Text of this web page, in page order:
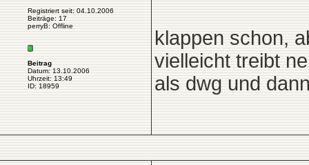
Registriert seit: 04.10.2006
Beiträge: 17
perryB: Offline
Beitrag
Datum: 13.10.2006
Uhrzeit: 13:49
ID: 18959
klappen schon,
vielleicht treibt
als dwg und